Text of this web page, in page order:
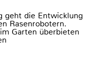
geht die Entwicklung
Rasenrobotern.
Garten überbieten